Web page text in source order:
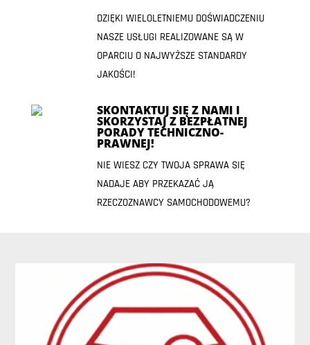
DZIĘKI WIELOLETNIEMU DOŚWIADCZENIU
NASZE USŁUGI REALIZOWANE SĄ W
OPARCIU O NAJWYŻSZE STANDARDY
JAKOŚCI!
SKONTAKTUJ SIĘ Z NAMI I
SKORZYSTAJ Z BEZPŁATNEJ
PORADY TECHNICZNO-
PRAWNEJ!
NIE WIESZ CZY TWOJA SPRAWA SIĘ
NADAJE ABY PRZEKAZAĆ JĄ
RZECZOZNAWCY SAMOCHODOWEMU?